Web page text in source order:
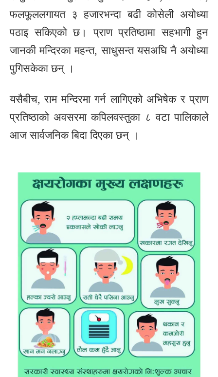
फलफूललगायत ३ हजारभन्दा बढी कोसेली अयोध्या
पठाइ सकिएको छ। प्राण प्रतिष्ठामा सहभागी हुन
जानकी मन्दिरका महन्त, साधुसन्त यसअघि नै अयोध्या
पुगिसकेका छन् ।
यसैबीच, राम मन्दिरमा गर्न लागिएको अभिषेक र प्राण
प्रतिष्ठाको अवसरमा कपिलवस्तुका ८ वटा पालिकाले
आज सार्वजनिक बिदा दिएका छन् ।